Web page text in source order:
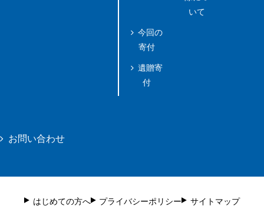
今回の
寄付
遺贈寄
付
いて
お問い合わせ
はじめての方へ プライバシーポリシー サイトマップ